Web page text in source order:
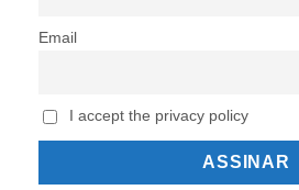
Email
I accept the privacy policy